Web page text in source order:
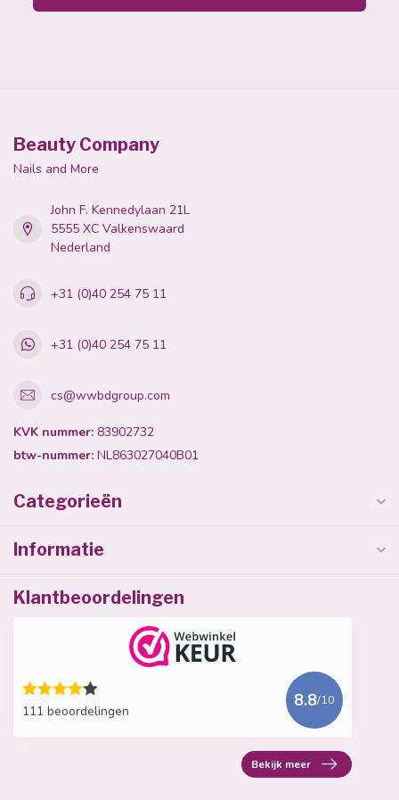
Beauty Company
Nails and More
John F. Kennedylaan 21L
5555 XC Valkenswaard
Nederland
+31 (0)40 254 75 11
+31 (0)40 254 75 11
cs@wwbdgroup.com
KVK nummer: 83902732
btw-nummer: NL863027040B01
Categorieën
Informatie
Klantbeoordelingen
111 beoordelingen
8.8/10
Bekijk meer